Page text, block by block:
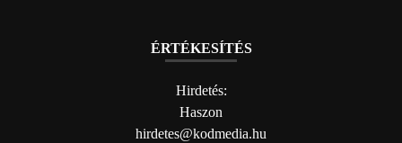
ÉRTÉKESÍTÉS
Hirdetés:
Haszon
hirdetes@kodmedia.hu